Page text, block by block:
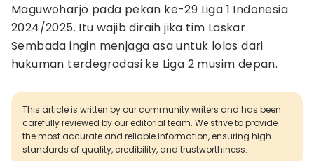
Maguwoharjo pada pekan ke-29 Liga 1 Indonesia
2024/2025. Itu wajib diraih jika tim Laskar
Sembada ingin menjaga asa untuk lolos dari
hukuman terdegradasi ke Liga 2 musim depan.
This article is written by our community writers and has been
carefully reviewed by our editorial team. We strive to provide
the most accurate and reliable information, ensuring high
standards of quality, credibility, and trustworthiness.